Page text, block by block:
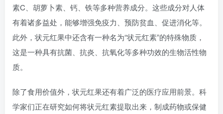
素C、胡萝卜素、钙、铁等多种营养成分。这些成分对人体
有着诸多益处，能够增强免疫力、预防贫血、促进消化等。
此外，状元红果中还含有一种名为“状元红素”的特殊物质，
这是一种具有抗菌、抗炎、抗氧化等多种功效的生物活性物
质。
除了食用价值外，状元红果还有着广泛的医疗应用前景。科
学家们正在研究如何将状元红素提取出来，制成药物或保健